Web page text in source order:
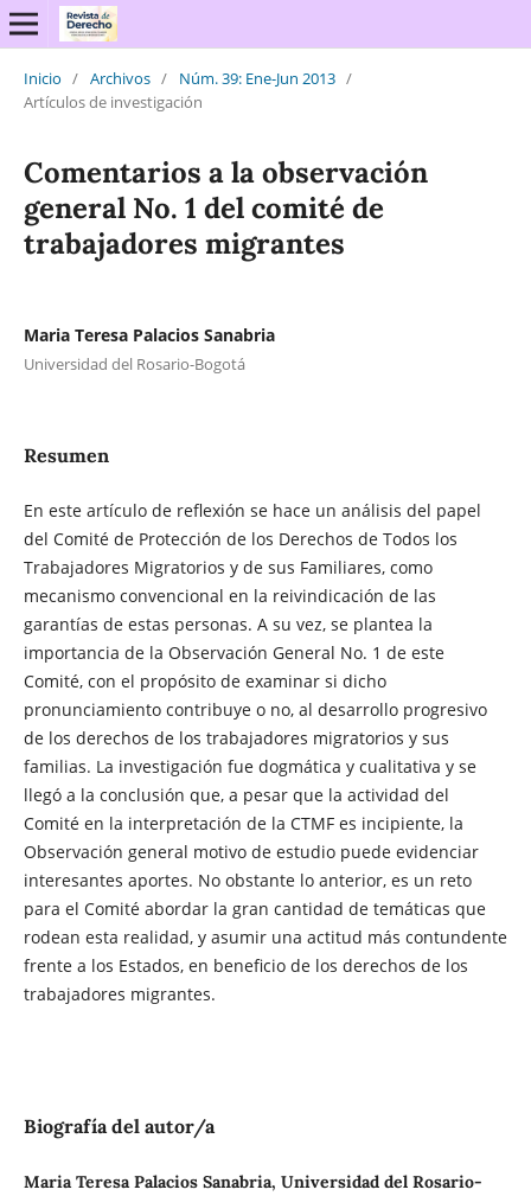
Inicio / Archivos / Núm. 39: Ene-Jun 2013 /
Artículos de investigación
Comentarios a la observación
general No. 1 del comité de
trabajadores migrantes
Maria Teresa Palacios Sanabria
Universidad del Rosario-Bogotá
Resumen
En este artículo de reflexión se hace un análisis del papel
del Comité de Protección de los Derechos de Todos los
Trabajadores Migratorios y de sus Familiares, como
mecanismo convencional en la reivindicación de las
garantías de estas personas. A su vez, se plantea la
importancia de la Observación General No. 1 de este
Comité, con el propósito de examinar si dicho
pronunciamiento contribuye o no, al desarrollo progresivo
de los derechos de los trabajadores migratorios y sus
familias. La investigación fue dogmática y cualitativa y se
llegó a la conclusión que, a pesar que la actividad del
Comité en la interpretación de la CTMF es incipiente, la
Observación general motivo de estudio puede evidenciar
interesantes aportes. No obstante lo anterior, es un reto
para el Comité abordar la gran cantidad de temáticas que
rodean esta realidad, y asumir una actitud más contundente
frente a los Estados, en beneficio de los derechos de los
trabajadores migrantes.
Biografía del autor/a
Maria Teresa Palacios Sanabria, Universidad del Rosario-